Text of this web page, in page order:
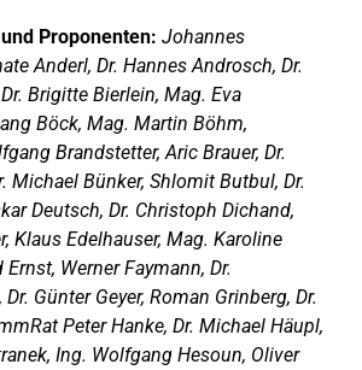
Proponenten: Johannes
Anderl, Dr. Hannes Androsch, Dr.
Brigitte Bierlein, Mag. Eva
Böck, Mag. Martin Böhm,
Brandstetter, Aric Brauer, Dr.
Michael Bünker, Shlomit Butbul, Dr.
Deutsch, Dr. Christoph Dichand,
Klaus Edelhauser, Mag. Karoline
Werner Faymann, Dr.
Günter Geyer, Roman Grinberg, Dr.
Peter Hanke, Dr. Michael Häupl,
Ing. Wolfgang Hesoun, Oliver